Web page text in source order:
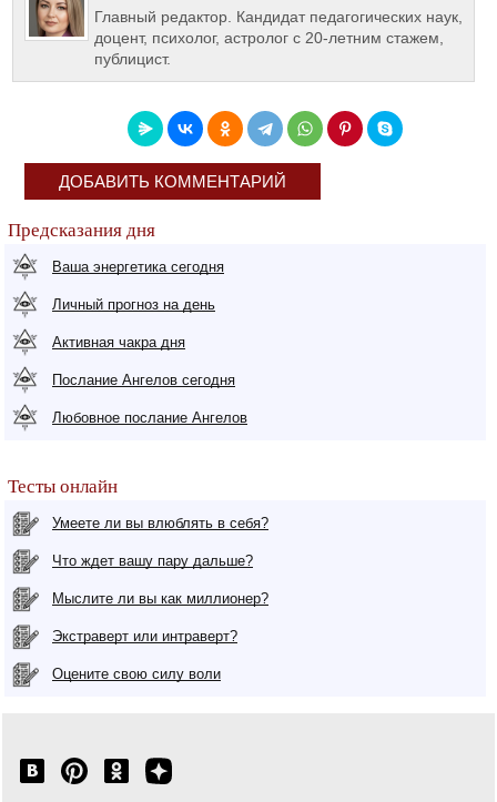
Главный редактор. Кандидат педагогических наук,
доцент, психолог, астролог с 20-летним стажем,
публицист.
ДОБАВИТЬ КОММЕНТАРИЙ
Предсказания дня
Ваша энергетика сегодня
Личный прогноз на день
Активная чакра дня
Послание Ангелов сегодня
Любовное послание Ангелов
Тесты онлайн
Умеете ли вы влюблять в себя?
Что ждет вашу пару дальше?
Мыслите ли вы как миллионер?
Экстраверт или интраверт?
Оцените свою силу воли